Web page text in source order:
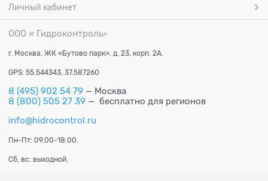
Личный кабинет
ООО « Гидроконтроль»
г. Москва, ЖК «Бутово парк», д. 23, корп. 2А.
GPS: 55.544343, 37.587260
8 (495) 902 54 79 — Москва
8 (800) 505 27 39 — бесплатно для регионов
info@hidrocontrol.ru
Пн-Пт: 09.00-18.00.
Сб, вс: выходной.